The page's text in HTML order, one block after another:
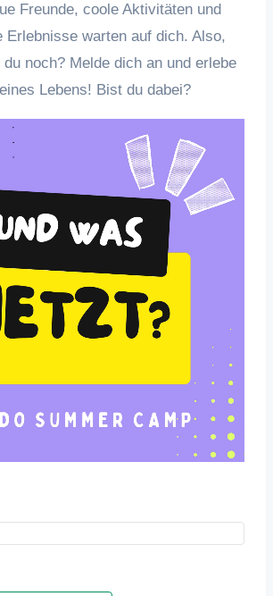
Freunde, coole Aktivitäten und
Erlebnisse warten auf dich. Also,
noch? Melde dich an und erlebe
Lebens! Bist du dabei?